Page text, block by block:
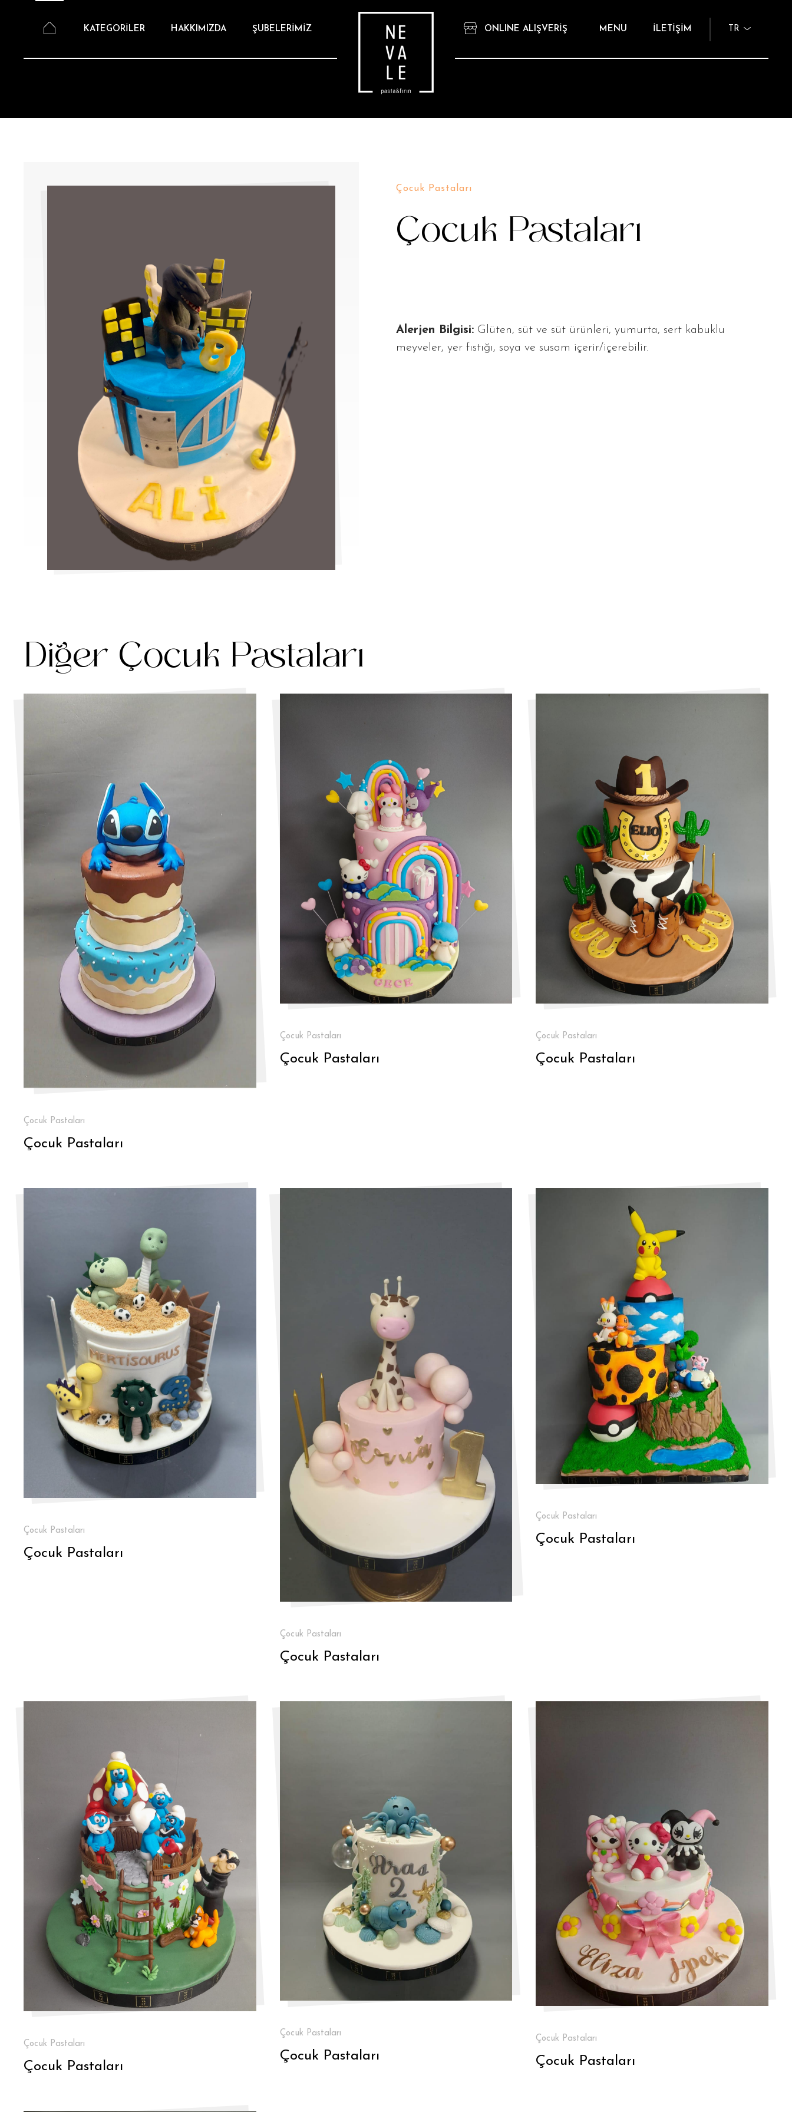
KATEGORİLER HAKKIMIZDA ŞUBELERİMİZ ONLINE ALIŞVERİŞ MENU İLETİŞİM TR
Çocuk Pastaları
Çocuk Pastaları
Alerjen Bilgisi: Glüten, süt ve süt ürünleri, yumurta, sert kabuklu
meyveler, yer fıstığı, soya ve susam içerir/içerebilir.
Diğer Çocuk Pastaları
Çocuk Pastaları
Çocuk Pastaları
Çocuk Pastaları
Çocuk Pastaları
Çocuk Pastaları
Çocuk Pastaları
Çocuk Pastaları
Çocuk Pastaları
Çocuk Pastaları
Çocuk Pastaları
Çocuk Pastaları
Çocuk Pastaları
Çocuk Pastaları
Çocuk Pastaları
Çocuk Pastaları
Çocuk Pastaları
Çocuk Pastaları
Çocuk Pastaları